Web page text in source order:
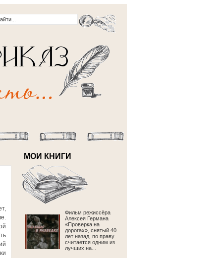
МОИ КНИГИ
Фильм режиссёра
Алексея Германа
«Проверка на
дорогах», снятый 40
лет назад, по праву
считается одним из
лучших на...